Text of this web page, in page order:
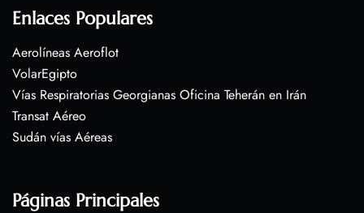
Enlaces Populares
Aerolíneas Aeroflot
VolarEgipto
Vías Respiratorias Georgianas Oficina Teherán en Irán
Transat Aéreo
Sudán vías Aéreas
Páginas Principales